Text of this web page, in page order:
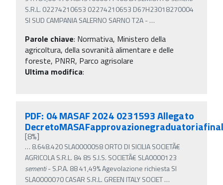
S.R.L. 02274210653 02274210653 D67H23018270004
SI SUD CAMPANIA SALERNO SARNO T2A -…
Parole chiave: Normativa, Ministero della
agricoltura, della sovranità alimentare e delle
foreste, PNRR, Parco agrisolare
Ultima modifica:
PDF: 04 MASAF 2024 0231593 Allegato
[8%]
… 8.648.420 SLA0000058 ORTO DI SICILIA SOCIETÃ€
AGRICOLA S.R.L. 84 85 S.I.S. SOCIETÃ€ SLA0000123
sementi- S.P.A. 88 41,49% Agevolazione richiesta SI
SLA0000070 CASAR S.R.L. GREEN ITALY SOCIET…